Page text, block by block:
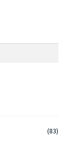
(83)